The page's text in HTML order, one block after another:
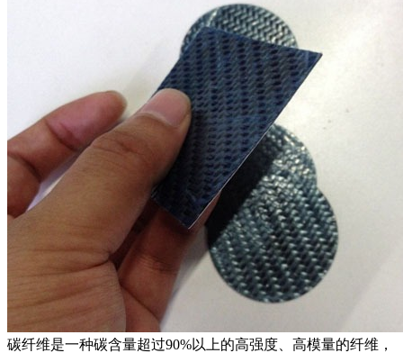
碳纤维是一种碳含量超过90%以上的高强度、高模量的纤维，